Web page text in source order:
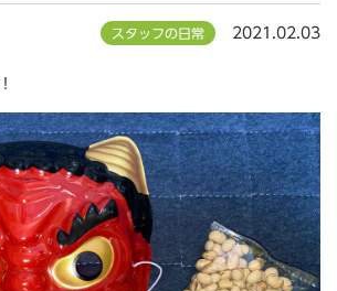
スタッフの日常 2021.02.03